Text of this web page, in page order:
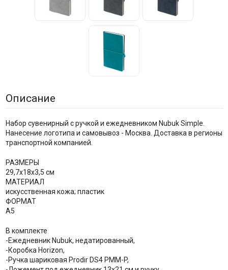
Описание
Набор сувенирный с ручкой и ежедневником Nubuk Simple.
Нанесение логотипа и самовывоз - Москва. Доставка в регионы
транспортной компанией.
РАЗМЕРЫ
29,7х18х3,5 см
МАТЕРИАЛ
искусственная кожа; пластик
ФОРМАТ
А5
В комплекте
-Ежедневник Nubuk, недатированный,
-Коробка Horizon,
-Ручка шариковая Prodir DS4 PMM-P,